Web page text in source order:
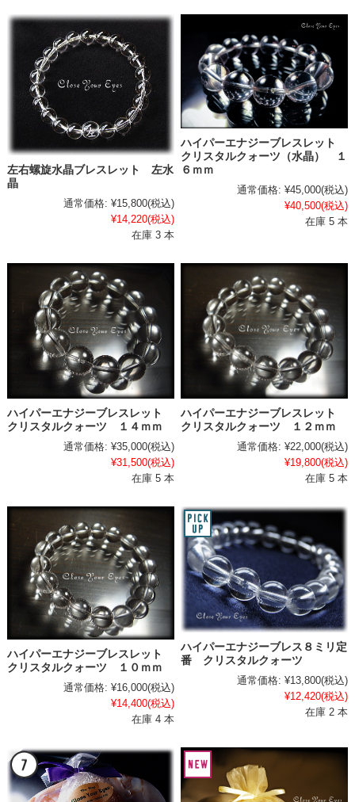
左右螺旋水晶ブレスレット 左水
晶
通常価格: ¥15,800(税込)
¥14,220(税込)
在庫 3 本
ハイパーエナジーブレスレット
クリスタルクォーツ（水晶） １
６ｍｍ
通常価格: ¥45,000(税込)
¥40,500(税込)
在庫 5 本
ハイパーエナジーブレスレット
クリスタルクォーツ １４ｍｍ
通常価格: ¥35,000(税込)
¥31,500(税込)
在庫 5 本
ハイパーエナジーブレスレット
クリスタルクォーツ １２ｍｍ
通常価格: ¥22,000(税込)
¥19,800(税込)
在庫 5 本
ハイパーエナジーブレスレット
クリスタルクォーツ １０ｍｍ
通常価格: ¥16,000(税込)
¥14,400(税込)
在庫 4 本
ハイパーエナジーブレス８ミリ定
番 クリスタルクォーツ
通常価格: ¥13,800(税込)
¥12,420(税込)
在庫 2 本